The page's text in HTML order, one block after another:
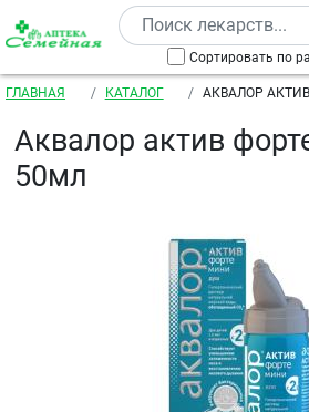
Перейти к основному содержанию
Сортировать по
Строка навигации
ГЛАВНАЯ КАТАЛОГ АКВАЛОР
Аквалор актив
50мл